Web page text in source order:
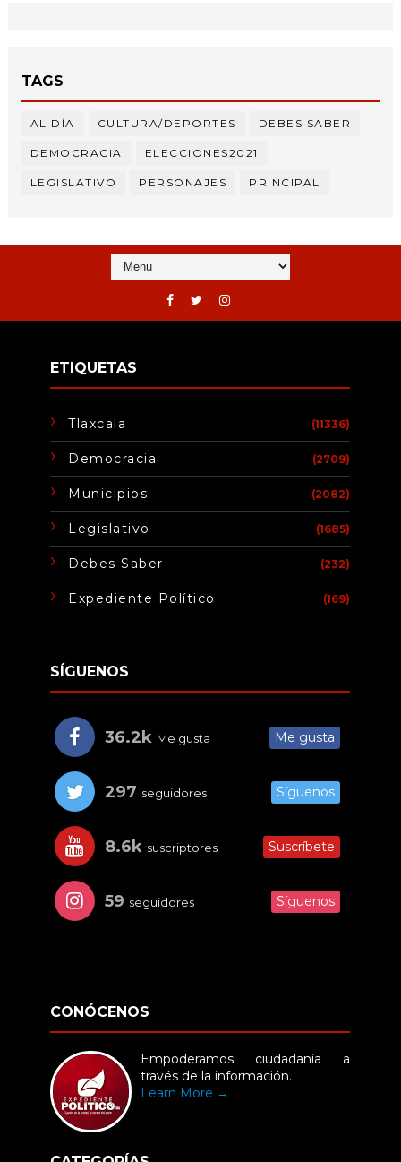
TAGS
AL DÍA CULTURA/DEPORTES DEBES SABER
DEMOCRACIA ELECCIONES2021
LEGISLATIVO PERSONAJES PRINCIPAL
ETIQUETAS
Tlaxcala (11336)
Democracia (2709)
Municipios (2082)
Legislativo (1685)
Debes Saber (232)
Expediente Político (169)
SÍGUENOS
36.2k Me gusta Me gusta
297 seguidores Síguenos
8.6k suscriptores Suscríbete
59 seguidores Síguenos
CONÓCENOS
Empoderamos ciudadanía a
través de la información.
Learn More →